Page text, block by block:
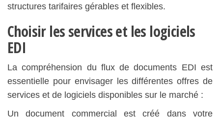
structures tarifaires gérables et flexibles.
Choisir les services et les logiciels
EDI
La compréhension du flux de documents EDI est
essentielle pour envisager les différentes offres de
services et de logiciels disponibles sur le marché :
Un document commercial est créé dans votre